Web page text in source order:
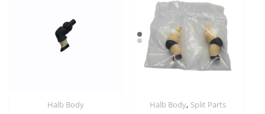
Halb Body Halb Body, Split Parts